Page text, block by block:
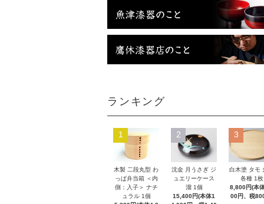
ランキング
1
木製 二段丸型 わ
っぱ弁当箱 ＜内
側：入子＞ ナチ
ュラル 1個
2
沈金 月うさぎ ジ
ュエリーケース
溜 1個
15,400円(本体1
3
白木塗 タモ
各種 1枚
8,800円(本
00円、税